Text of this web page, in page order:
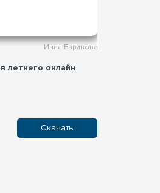
Инна Баринова
летнего онлайн
Скачать